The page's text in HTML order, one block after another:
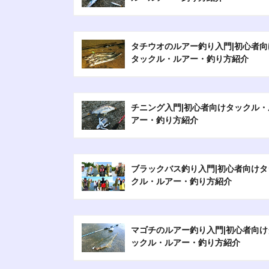
タチウオのルアー釣り入門|初心者
タックル・ルアー・釣り方紹介
チニング入門|初心者向けタックル
アー・釣り方紹介
ブラックバス釣り入門|初心者向けタ
クル・ルアー・釣り方紹介
マゴチのルアー釣り入門|初心者向け
ックル・ルアー・釣り方紹介